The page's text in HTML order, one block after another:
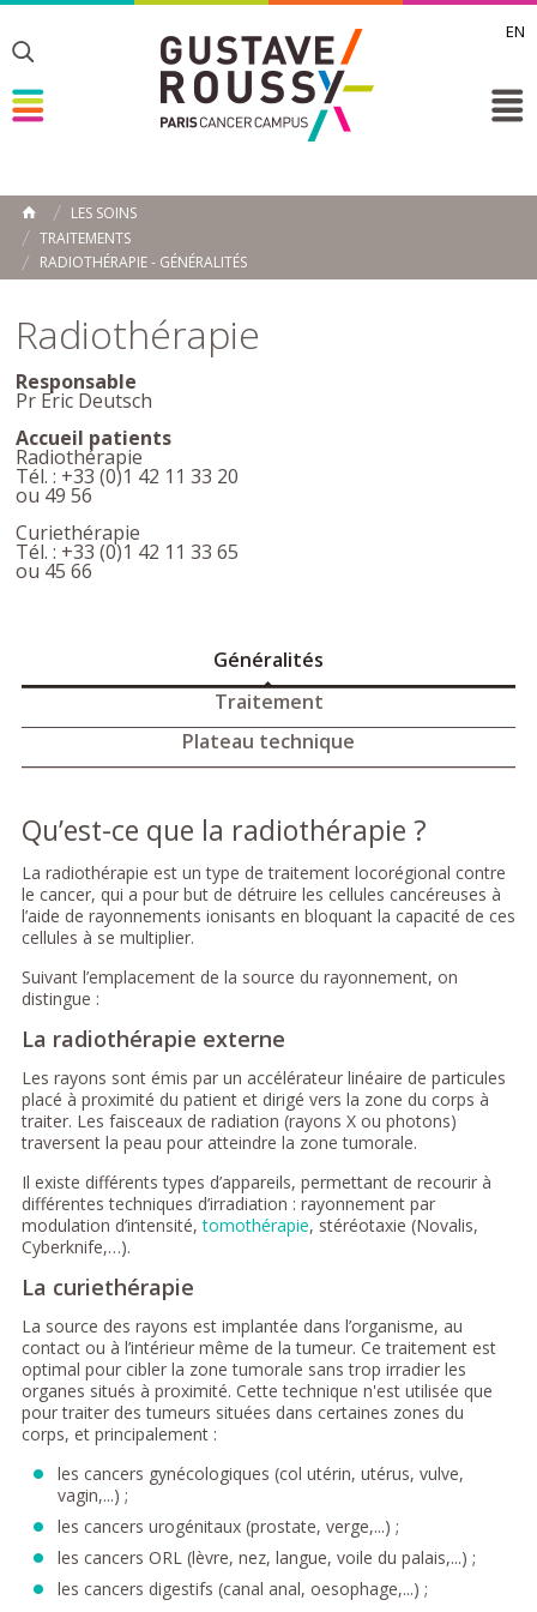
EN
Toggle
Toggle
Toggle
ACCUEIL
LES SOINS
TRAITEMENTS
RADIOTHÉRAPIE - GÉNÉRALITÉS
Radiothérapie
Responsable
Pr Eric Deutsch
Accueil patients
Radiothérapie
Tél. : +33 (0)1 42 11 33 20
ou 49 56
Curiethérapie
Tél. : +33 (0)1 42 11 33 65
ou 45 66
Généralités
Traitement
Plateau technique
Qu’est-ce que la radiothérapie ?
La radiothérapie est un type de traitement locorégional contre
le cancer, qui a pour but de détruire les cellules cancéreuses à
l’aide de rayonnements ionisants en bloquant la capacité de ces
cellules à se multiplier.
Suivant l’emplacement de la source du rayonnement, on
distingue :
La radiothérapie externe
Les rayons sont émis par un accélérateur linéaire de particules
placé à proximité du patient et dirigé vers la zone du corps à
traiter. Les faisceaux de radiation (rayons X ou photons)
traversent la peau pour atteindre la zone tumorale.
Il existe différents types d’appareils, permettant de recourir à
différentes techniques d’irradiation : rayonnement par
modulation d’intensité,tomothérapie, stéréotaxie (Novalis,
Cyberknife,…).
La curiethérapie
La source des rayons est implantée dans l’organisme, au
contact ou à l’intérieur même de la tumeur. Ce traitement est
optimal pour cibler la zone tumorale sans trop irradier les
organes situés à proximité. Cette technique n'est utilisée que
pour traiter des tumeurs situées dans certaines zones du
corps, et principalement :
les cancers gynécologiques (col utérin, utérus, vulve,
vagin,...) ;
les cancers urogénitaux (prostate, verge,...) ;
les cancers ORL (lèvre, nez, langue, voile du palais,...) ;
les cancers digestifs (canal anal, oesophage,...) ;